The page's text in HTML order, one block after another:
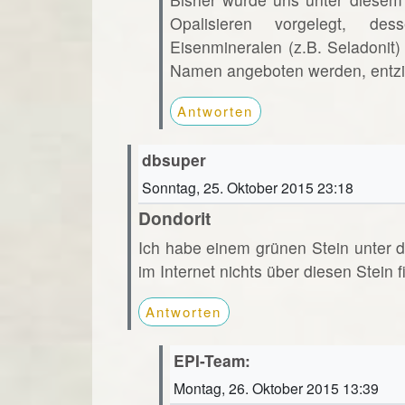
Opalisieren vorgelegt,
Eisenmineralen (z.B.
Namen angeboten werden,
Antworten
dbsuper
Sonntag, 25. Oktober 2015 23:18
Dondorit
Ich habe einem grünen Stein unter
im Internet nichts über diesen Stein
Antworten
EPI-Team:
Montag, 26. Oktober 2015 13:39